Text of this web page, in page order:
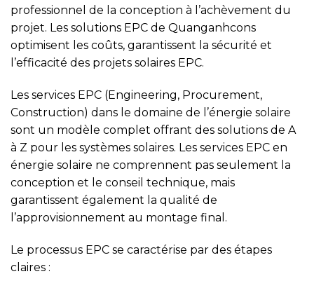
professionnel de la conception à l’achèvement du
projet. Les solutions EPC de Quanganhcons
optimisent les coûts, garantissent la sécurité et
l’efficacité des projets solaires EPC.
Les services EPC (Engineering, Procurement,
Construction) dans le domaine de l’énergie solaire
sont un modèle complet offrant des solutions de A
à Z pour les systèmes solaires. Les services EPC en
énergie solaire ne comprennent pas seulement la
conception et le conseil technique, mais
garantissent également la qualité de
l’approvisionnement au montage final.
Le processus EPC se caractérise par des étapes
claires :